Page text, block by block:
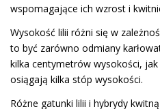
wspomagające ich wzrost i
Wysokość lilii różni się w
to być zarówno odmiany
kilka centymetrów wysokości,
osiągają kilka stóp wysokości.
Różne gatunki lilii i hybrydy